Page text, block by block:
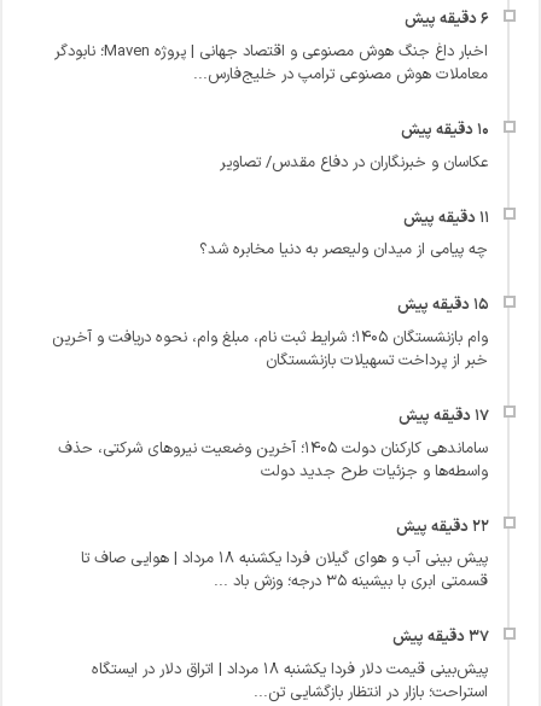
اخبار داغ جنگ هوش مصنوعی و اقتصاد جهانی | پروژه Maven؛ نابودگر
معاملات هوش مصنوعی ترامپ در خلیج‌فارس...
عکاسان و خبرنگاران در دفاع مقدس/ تصاویر
چه پیامی از میدان ولیعصر به دنیا مخابره شد؟
وام بازنشستگان ۱۴۰۵؛ شرایط ثبت نام، مبلغ وام، نحوه دریافت و آخرین
خبر از پرداخت تسهیلات بازنشستگان
ساماندهی کارکنان دولت ۱۴۰۵؛ آخرین وضعیت نیروهای شرکتی، حذف
واسطه‌ها و جزئیات طرح جدید دولت
پیش‌ بینی آب و هوای گیلان فردا یکشنبه ۱۸ مرداد | هوایی صاف تا
قسمتی ابری با بیشینه ۳۵ درجه؛ وزش باد ...
پیش‌بینی قیمت دلار فردا یکشنبه ۱۸ مرداد | اتراق دلار در ایستگاه
استراحت؛ بازار در انتظار بازگشایی تن...